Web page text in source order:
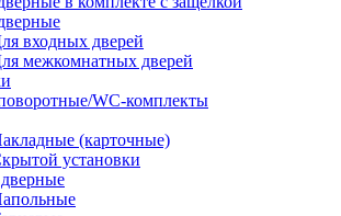
входных дверей
межкомнатных дверей
WC-комплекты
(карточные)
установки